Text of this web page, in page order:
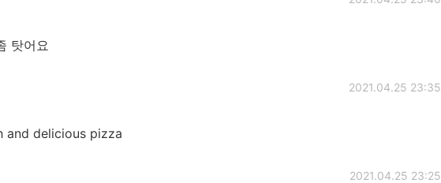
탓어요
2021.04.25 23:35
and delicious pizza
2021.04.25 23:25